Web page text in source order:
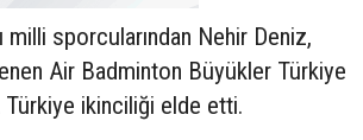
milli sporcularından Nehir Deniz,
Air Badminton Büyükler Türkiye
Türkiye ikinciliği elde etti.